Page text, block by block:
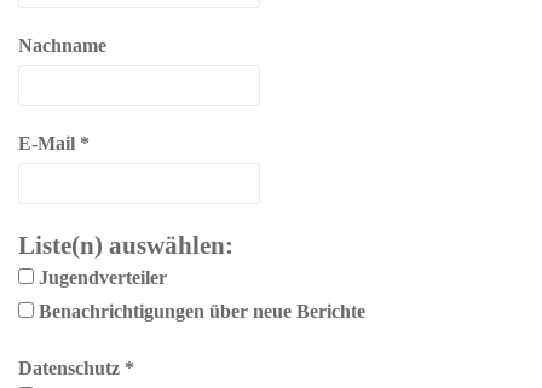
Nachname
E-Mail *
Liste(n) auswählen:
Jugendverteiler
Benachrichtigungen über neue Berichte
Datenschutz *